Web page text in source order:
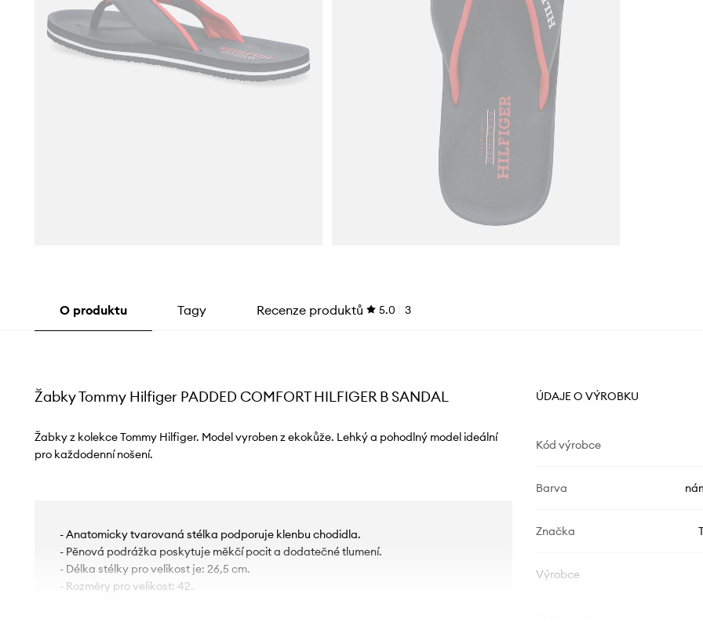
O produktu Tagy Recenze produktů 5.0 3
Žabky Tommy Hilfiger PADDED COMFORT HILFIGER B SANDAL
Žabky z kolekce Tommy Hilfiger. Model vyroben z ekokůže. Lehký a pohodlný model ideální
pro každodenní nošení.
- Anatomicky tvarovaná stélka podporuje klenbu chodidla.
- Pěnová podrážka poskytuje měkčí pocit a dodatečné tlumení.
- Délka stélky pro velikost je: 26,5 cm.
- Rozměry pro velikost: 42.
ÚDAJE O VÝROBKU
Kód výrobce
Barva
Značka
Výrobce